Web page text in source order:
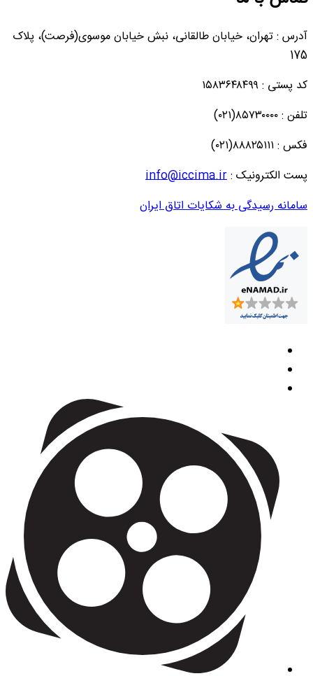
آدرس : تهران، خیابان طالقانی، نبش خیابان موسوی(فرصت)، پلاک
175
کد پستی : ۱۵۸۳۶۴۸۴۹۹
تلفن : ۸۵۷۳۰۰۰۰(۰۲۱)
فکس : ۸۸۸۲۵۱۱۱(۰۲۱)
پست الکترونیک :info@iccima.ir
سامانه رسیدگی به شکایات اتاق ایران